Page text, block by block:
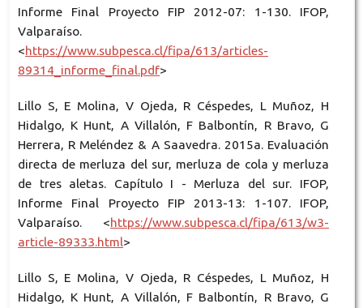
Informe Final Proyecto FIP 2012-07: 1-130. IFOP,
Valparaíso.
<https://www.subpesca.cl/fipa/613/articles-
89314_informe_final.pdf>
Lillo S, E Molina, V Ojeda, R Céspedes, L Muñoz, H
Hidalgo, K Hunt, A Villalón, F Balbontín, R Bravo, G
Herrera, R Meléndez & A Saavedra. 2015a. Evaluación
directa de merluza del sur, merluza de cola y merluza
de tres aletas. Capítulo I - Merluza del sur. IFOP,
Informe Final Proyecto FIP 2013-13: 1-107. IFOP,
Valparaíso. <https://www.subpesca.cl/fipa/613/w3-
article-89333.html>
Lillo S, E Molina, V Ojeda, R Céspedes, L Muñoz, H
Hidalgo, K Hunt, A Villalón, F Balbontín, R Bravo, G